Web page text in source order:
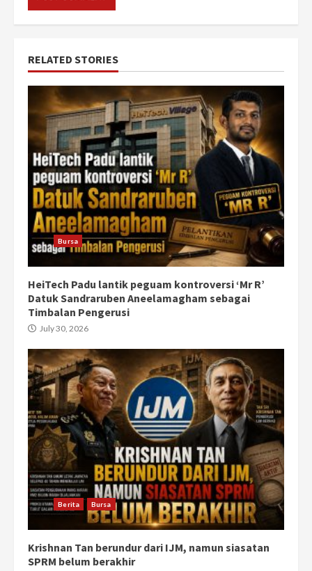
RELATED STORIES
Bursa
HeiTech Padu lantik peguam kontroversi ‘Mr R’
Datuk Sandraruben Aneelamagham sebagai
Timbalan Pengerusi
July 30, 2026
Berita Bursa
Krishnan Tan berundur dari IJM, namun siasatan
SPRM belum berakhir